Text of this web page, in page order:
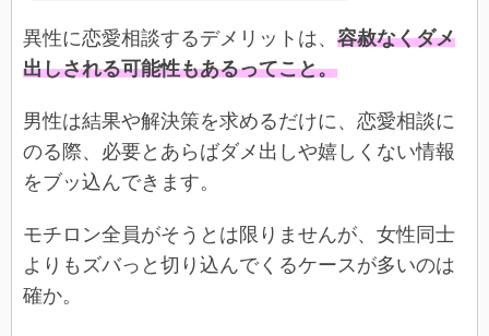
異性に恋愛相談するデメリットは、 容赦なくダメ
出しされる可能性もあるってこと。
男性は結果や解決策を求めるだけに、恋愛相談に
のる際、必要とあらばダメ出しや嬉しくない情報
をブッ込んできます。
モチロン全員がそうとは限りませんが、女性同士
よりもズバっと切り込んでくるケースが多いのは
確か。